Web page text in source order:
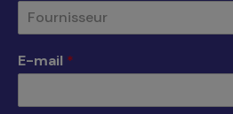
fenêtrefenêtre
fenêtre
Fournisseur
E-mail *